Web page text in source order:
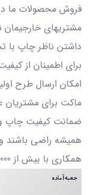
فروش محصولات ما
مشتریهای
داشتن ناظر چاپ با
برای اطمینان از
امکان ارسال طرح
ماکت برای مشتریان
ضمانت کیفیت چاپ و
همیشه راضی باشند و
همکاری با بیش از 2000 برند موفق ایرانی و خارجی